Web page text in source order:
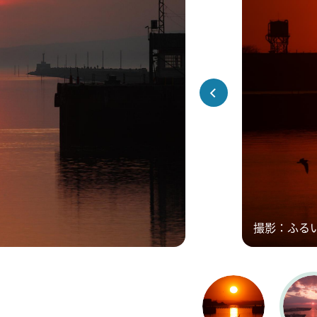
撮影：ふる